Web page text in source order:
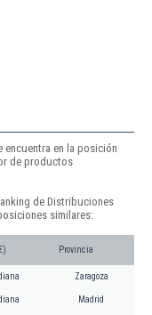
encuentra en la posición
de productos
de Distribuciones
similares:
Provincia
Zaragoza
Madrid